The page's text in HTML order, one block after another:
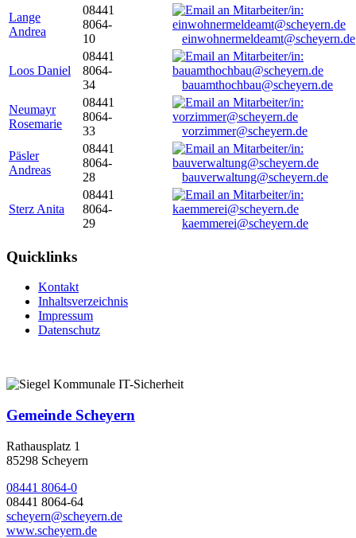
Lange
Andrea
08441
8064-
10
einwohnermeldeamt@scheyern.de
Loos Daniel
08441
8064-
34
bauamthochbau@scheyern.de
Neumayr
Rosemarie
08441
8064-
33
vorzimmer@scheyern.de
Päsler
Andreas
08441
8064-
28
bauverwaltung@scheyern.de
Sterz Anita
08441
8064-
29
kaemmerei@scheyern.de
Quicklinks
Kontakt
Inhaltsverzeichnis
Impressum
Datenschutz
Gemeinde Scheyern
Rathausplatz 1
85298 Scheyern
08441 8064-0
08441 8064-64
scheyern@scheyern.de
www.scheyern.de